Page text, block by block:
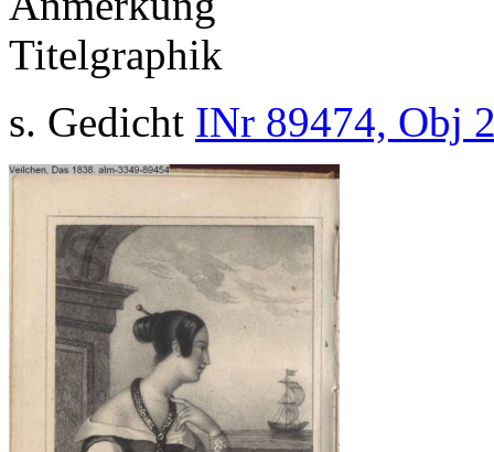
Titelgraphik
s. Gedicht INr 89474, Obj